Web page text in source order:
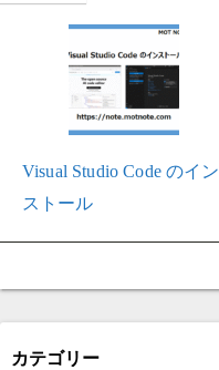
Visual Studio Code のイン
ストール
カテゴリー